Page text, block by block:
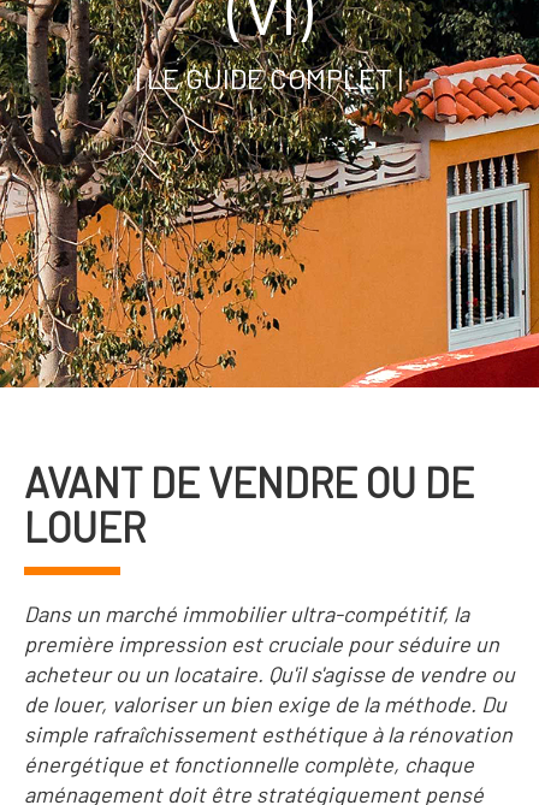
| LE GUIDE COMPLET |
AVANT DE VENDRE OU DE
LOUER
Dans un marché immobilier ultra-compétitif, la
première impression est cruciale pour séduire un
acheteur ou un locataire. Qu'il s'agisse de vendre ou
de louer, valoriser un bien exige de la méthode. Du
simple rafraîchissement esthétique à la rénovation
énergétique et fonctionnelle complète, chaque
aménagement doit être stratégiquement pensé